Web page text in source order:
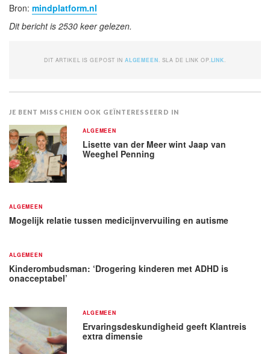
Bron: mindplatform.nl
Dit bericht is 2530 keer gelezen.
DIT ARTIKEL IS GEPOST IN ALGEMEEN . SLA DE LINK OP. LINK
JE BENT MISSCHIEN OOK GEÏNTERESSEERD IN
ALGEMEEN
Lisette van der Meer wint Jaap van
Weeghel Penning
ALGEMEEN
Mogelijk relatie tussen medicijnvervuiling en autisme
ALGEMEEN
Kinderombudsman: ‘Drogering kinderen met ADHD is
onacceptabel’
ALGEMEEN
Ervaringsdeskundigheid geeft Klantreis
extra dimensie